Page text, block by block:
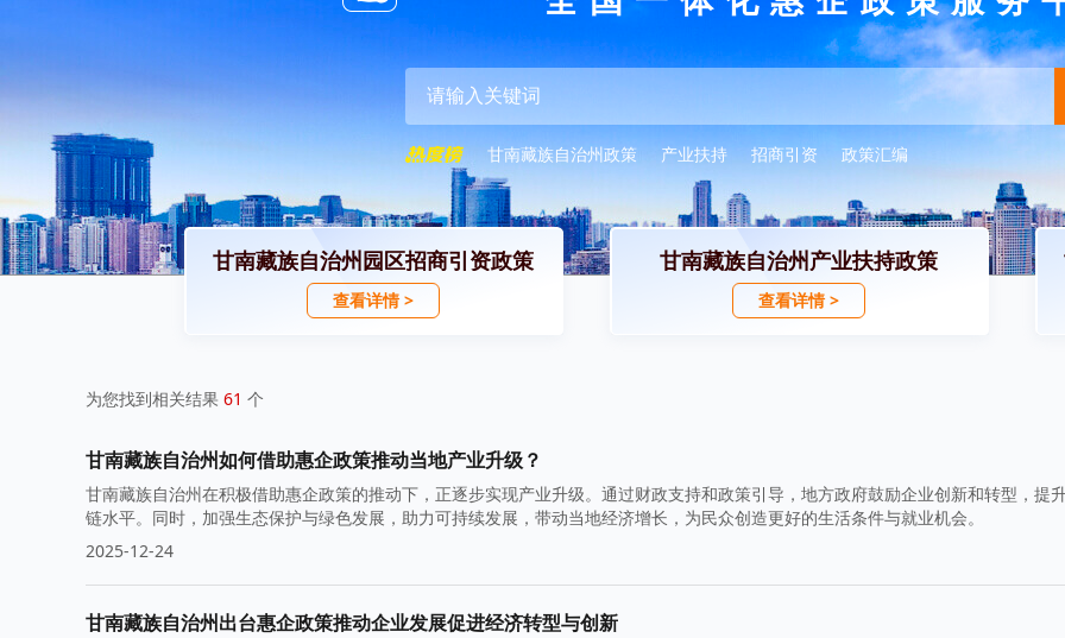
甘南藏族自治州政策 产业扶持 招商引资 政策汇编
甘南藏族自治州园区招商引资政策
查看详情 >
甘南藏族自治州产业扶持政策
查看详情 >
为您找到相关结果 61 个
甘南藏族自治州如何借助惠企政策推动当地产业升级？
甘南藏族自治州在积极借助惠企政策的推动下，正逐步实现产业升级。通过财政支持和政策引导，地方政府鼓励企业创新和转型，提
链水平。同时，加强生态保护与绿色发展，助力可持续发展，带动当地经济增长，为民众创造更好的生活条件与就业机会。
2025-12-24
甘南藏族自治州出台惠企政策推动企业发展促进经济转型与创新